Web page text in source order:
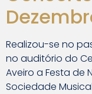
Realizou-se no
no auditório do
Aveiro a Festa de
Sociedade